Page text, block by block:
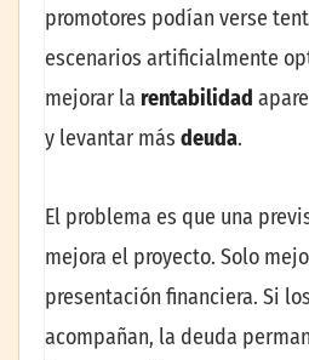
promotores podían verse
escenarios artificialmente
mejorar la rentabilidad
y levantar más deuda.
El problema es que una
mejora el proyecto. Solo
presentación financiera. Si
acompañan, la deuda